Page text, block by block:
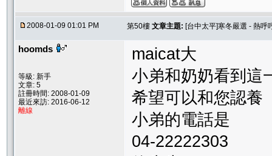
2008-01-09 01:01 PM 第50樓 文章主題: [台中太平]寒冬嚴選 - 熱呼
hoomds
等級: 新手
文章: 5
註冊時間: 2008-01-09
最近來訪: 2016-06-12
離線
maicat大
小弟和奶奶看到這
希望可以和您認養
小弟的電話是
04-22222303